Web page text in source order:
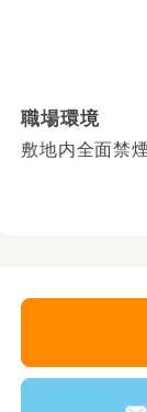
職場環境
敷地内全面禁煙